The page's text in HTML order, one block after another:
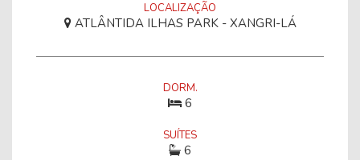
LOCALIZAÇÃO
ATLÂNTIDA ILHAS PARK - XANGRI-LÁ
DORM.
6
SUÍTES
6